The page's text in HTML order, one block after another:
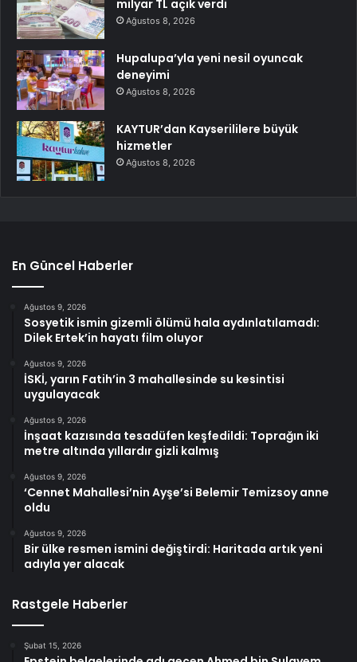
milyar TL açık verdi
Ağustos 8, 2026
Hupalupa’yla yeni nesil oyuncak
deneyimi
Ağustos 8, 2026
KAYTUR’dan Kayserililere büyük
hizmetler
Ağustos 8, 2026
En Güncel Haberler
Ağustos 9, 2026
Sosyetik ismin gizemli ölümü hala aydınlatılamadı:
Dilek Ertek’in hayatı film oluyor
Ağustos 9, 2026
İSKİ, yarın Fatih’in 3 mahallesinde su kesintisi
uygulayacak
Ağustos 9, 2026
İnşaat kazısında tesadüfen keşfedildi: Toprağın iki
metre altında yıllardır gizli kalmış
Ağustos 9, 2026
‘Cennet Mahallesi’nin Ayşe’si Belemir Temizsoy anne
oldu
Ağustos 9, 2026
Bir ülke resmen ismini değiştirdi: Haritada artık yeni
adıyla yer alacak
Rastgele Haberler
Şubat 15, 2026